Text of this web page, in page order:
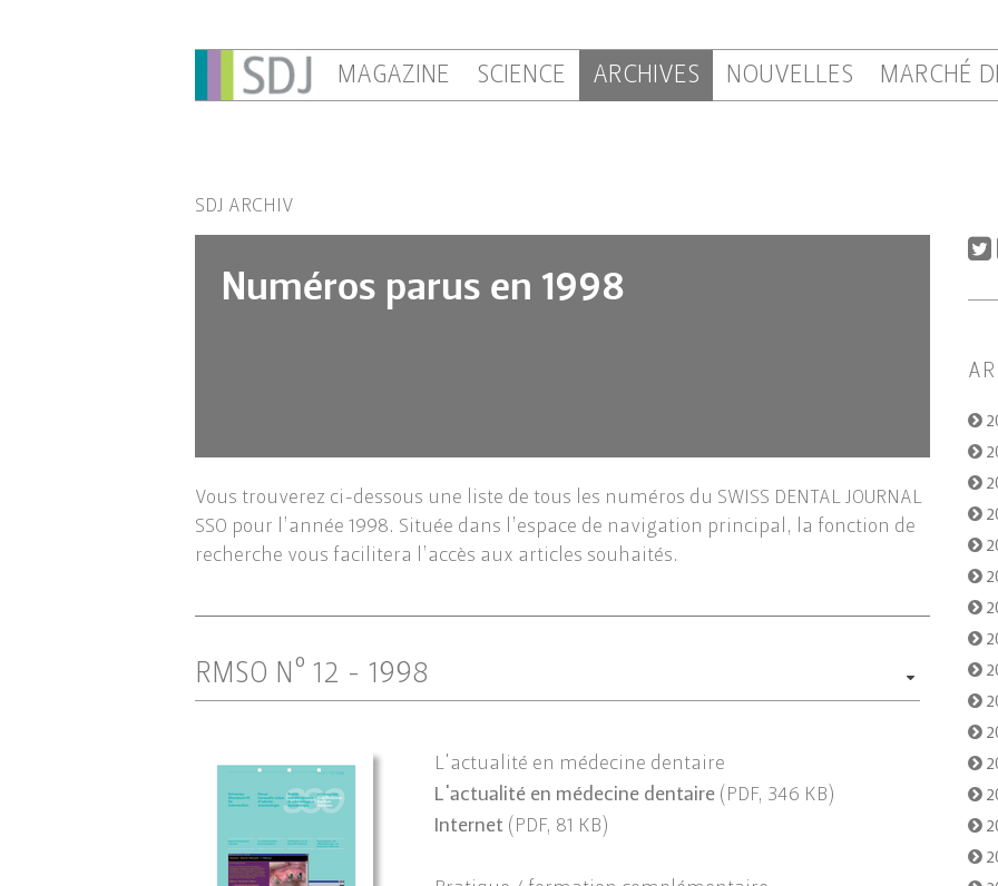
MAGAZINE SCIENCE ARCHIVES NOUVELLES MARCHÉ
SDJ ARCHIV
Numéros parus en 1998
Vous trouverez ci-dessous une liste de tous les numéros du SWISS DENTAL JOURNAL
SSO pour l’année 1998. Située dans l’espace de navigation principal, la fonction de
recherche vous facilitera l’accès aux articles souhaités.
RMSO Nº 12 - 1998
L'actualité en médecine dentaire
L'actualité en médecine dentaire (PDF, 346 KB)
Internet (PDF, 81 KB)